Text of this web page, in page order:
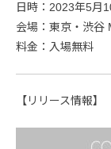
日時：2023年5月
会場：東京・渋谷
料金：入場無料
【リリース情報】